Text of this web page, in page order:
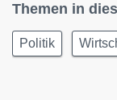
Themen in
Politik